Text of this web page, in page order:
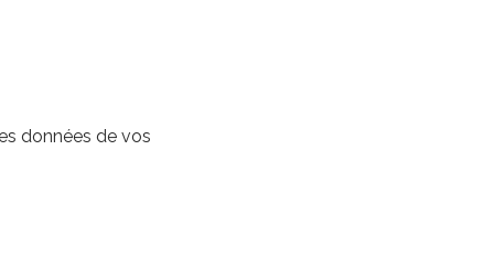
données de vos